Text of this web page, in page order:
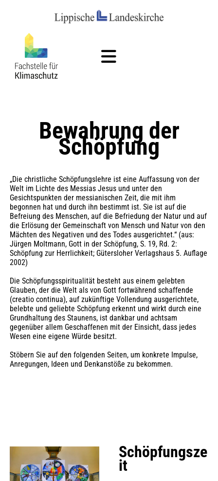
Bewahrung der
Schöpfung
„Die christliche Schöpfungslehre ist eine Auffassung von der
Welt im Lichte des Messias Jesus und unter den
Gesichtspunkten der messianischen Zeit, die mit ihm
begonnen hat und durch ihn bestimmt ist. Sie ist auf die
Befreiung des Menschen, auf die Befriedung der Natur und auf
die Erlösung der Gemeinschaft von Mensch und Natur von den
Mächten des Negativen und des Todes ausgerichtet.“ (aus:
Jürgen Moltmann, Gott in der Schöpfung, S. 19, Rd. 2:
Schöpfung zur Herrlichkeit; Gütersloher Verlagshaus 5. Auflage
2002)
Die Schöpfungsspiritualität besteht aus einem gelebten
Glauben, der die Welt als von Gott fortwährend schaffende
(creatio continua), auf zukünftige Vollendung ausgerichtete,
belebte und geliebte Schöpfung erkennt und wirkt durch eine
Grundhaltung des Staunens, ist dankbar und achtsam
gegenüber allem Geschaffenen mit der Einsicht, dass jedes
Wesen eine eigene Würde besitzt.
Stöbern Sie auf den folgenden Seiten, um konkrete Impulse,
Anregungen, Ideen und Denkanstöße zu bekommen.
Schöpfungsze
it